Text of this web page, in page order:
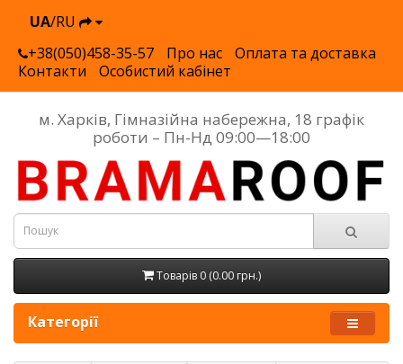
UA/RU
+38(050)458-35-57
Про нас
Оплата та доставка
Контакти
Особистий кабінет
м. Харків, Гімназійна набережна, 18 графік
роботи – Пн-Нд 09:00—18:00
Товарів 0 (0.00 грн.)
Категорії